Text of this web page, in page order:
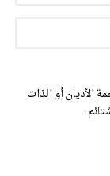
الأديان أو الذات